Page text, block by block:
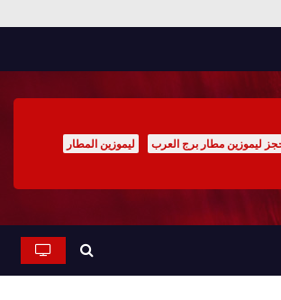
ليموزين مطار برج العرب
ليموزين المطار